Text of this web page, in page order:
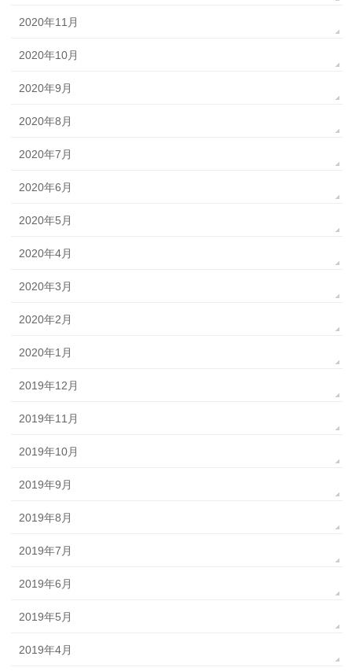
2020年11月
2020年10月
2020年9月
2020年8月
2020年7月
2020年6月
2020年5月
2020年4月
2020年3月
2020年2月
2020年1月
2019年12月
2019年11月
2019年10月
2019年9月
2019年8月
2019年7月
2019年6月
2019年5月
2019年4月